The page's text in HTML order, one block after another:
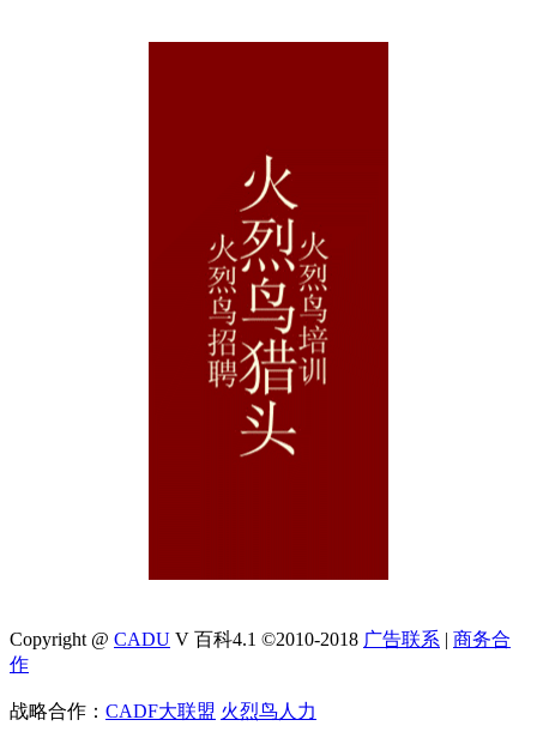
Copyright @ CADU V 百科4.1 ©2010-2018 广告联系 | 商务合
作
战略合作： CADF大联盟 火烈鸟人力